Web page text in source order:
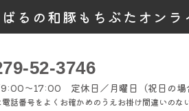
るの和豚もちぶたオン
52-3746
～17:00 定休日／月曜日（祝日の場
話番号をよくお確かめのうえお掛け間違いのな